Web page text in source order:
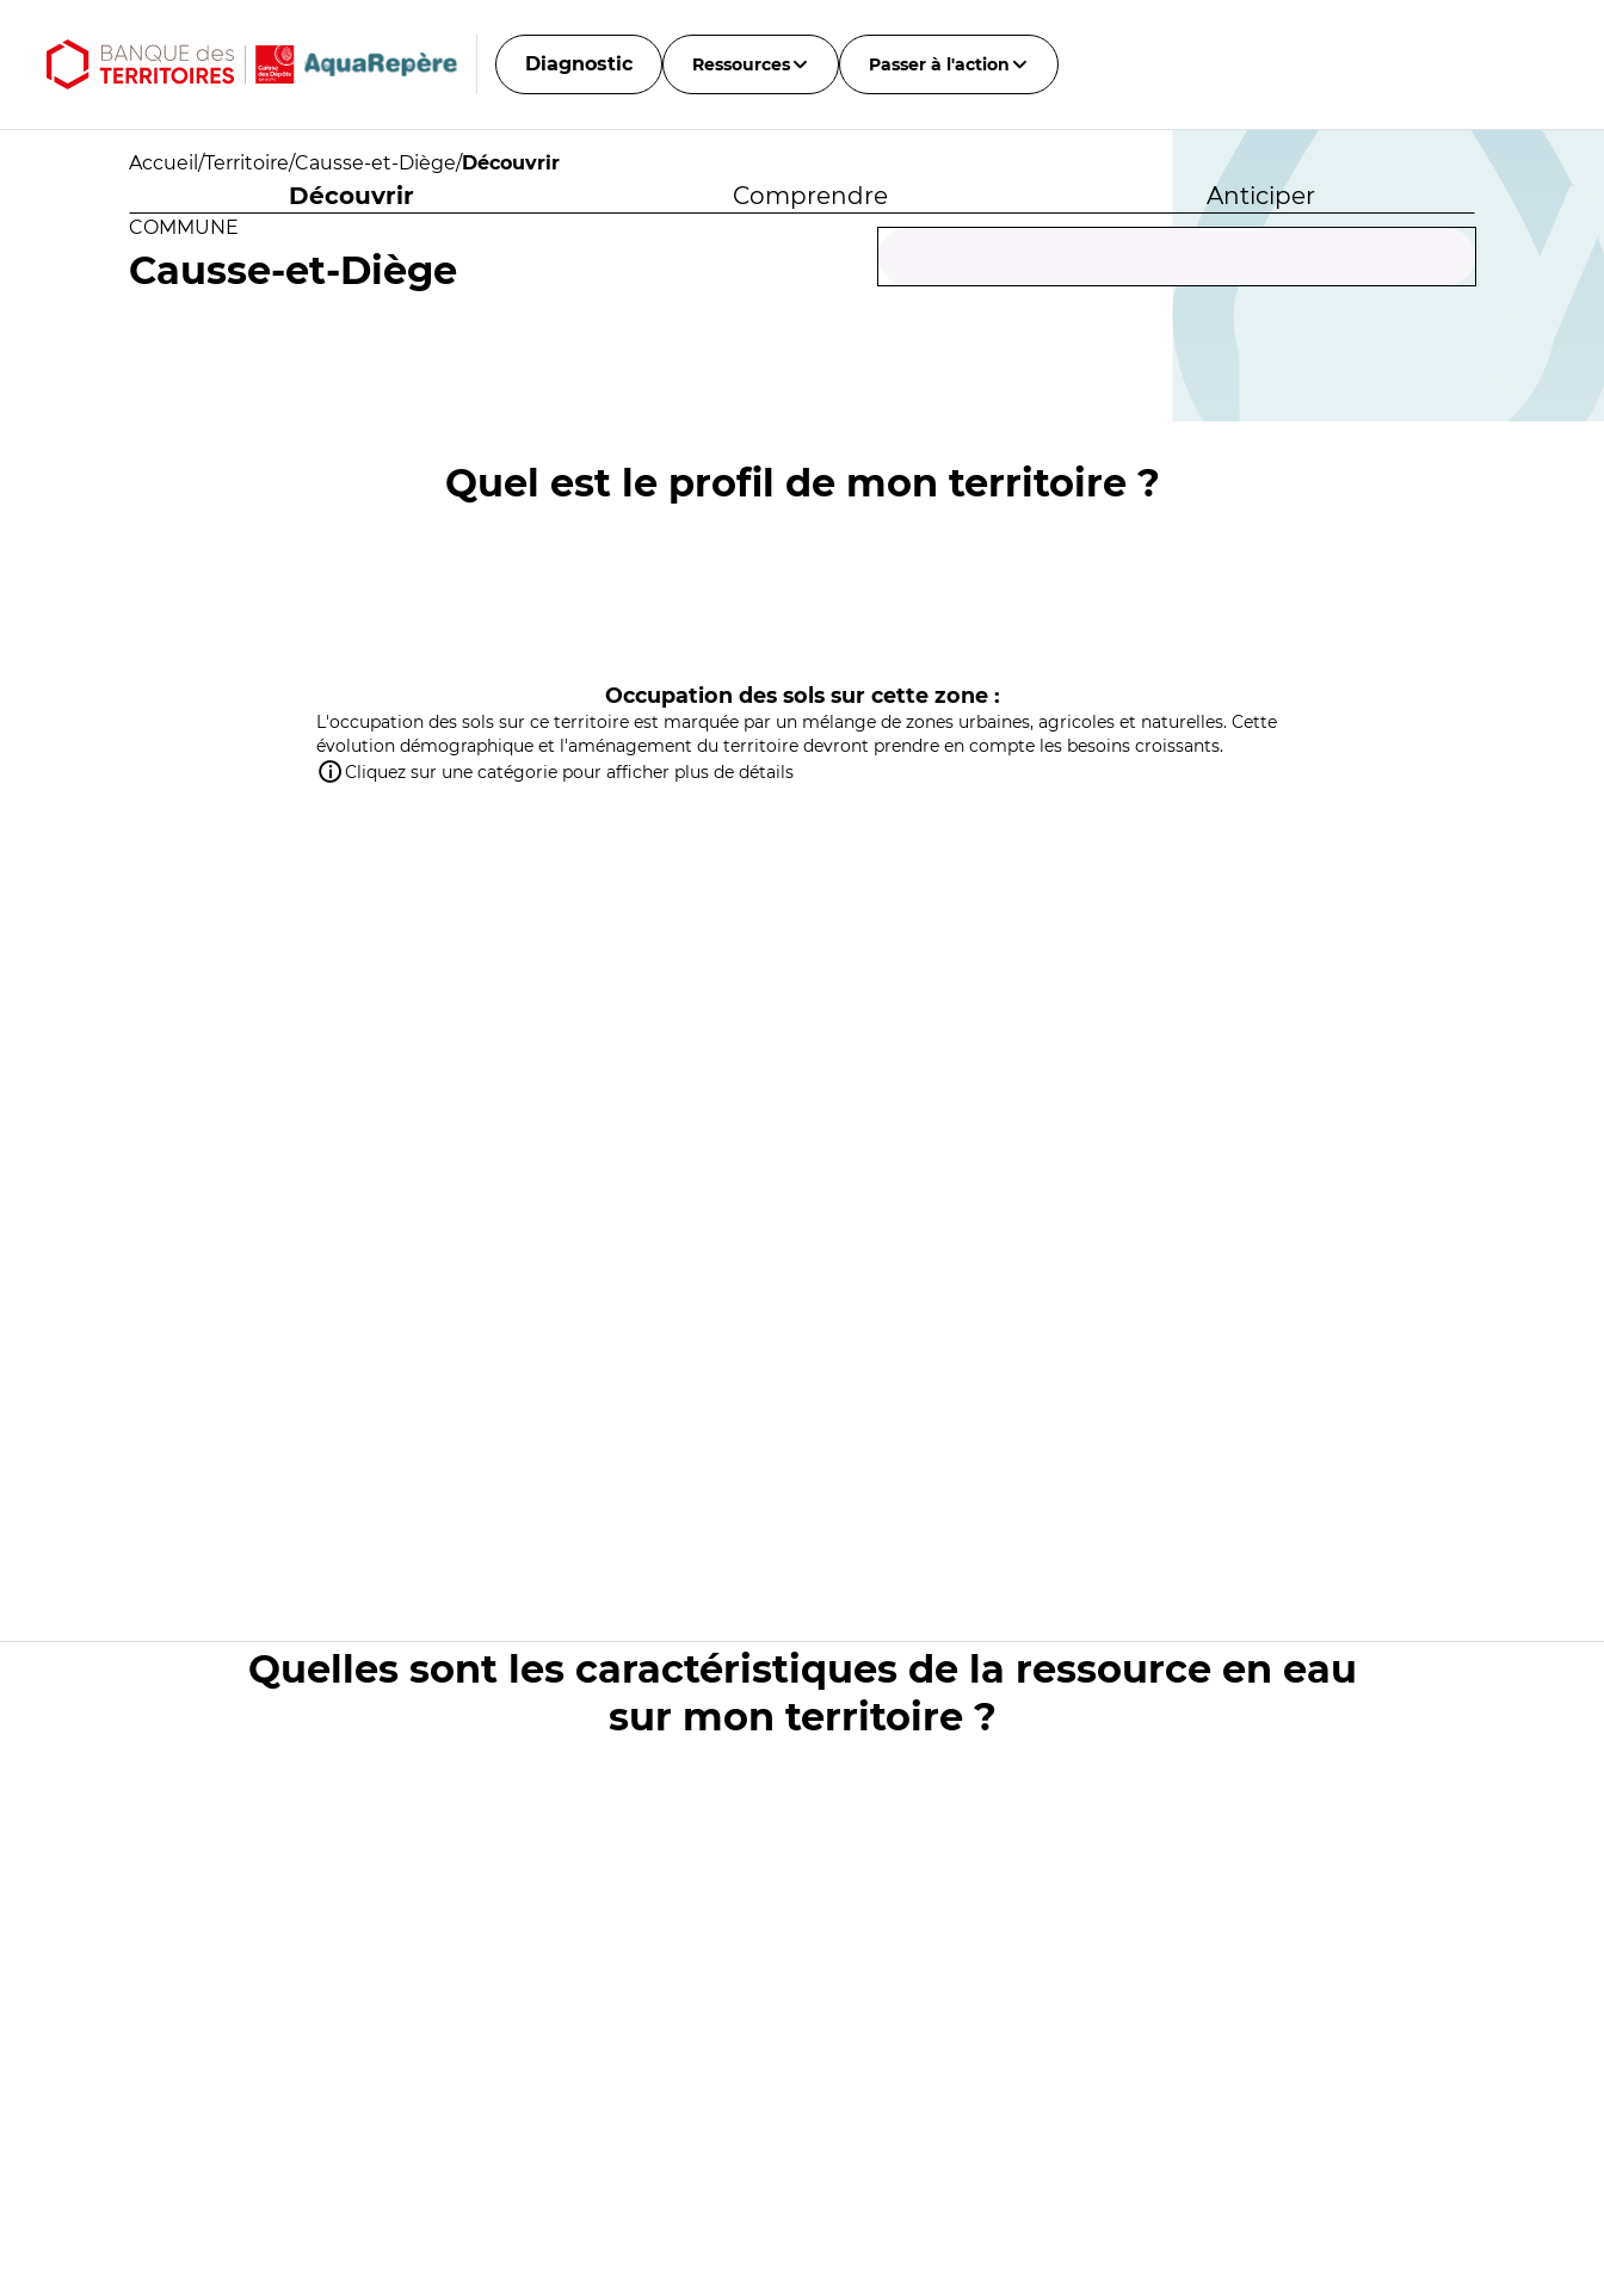
Diagnostic Ressources Passer à l'action
Accueil /Territoire/Causse-et-Diège/Découvrir
Découvrir Comprendre Anticiper
COMMUNE
Causse-et-Diège
Quel est le profil de mon territoire ?
Occupation des sols sur cette zone :
L'occupation des sols sur ce territoire est marquée par un mélange de zones urbaines, agricoles et naturelles. Cette
évolution démographique et l'aménagement du territoire devront prendre en compte les besoins croissants.
Cliquez sur une catégorie pour afficher plus de détails
Quelles sont les caractéristiques de la ressource en eau
sur mon territoire ?